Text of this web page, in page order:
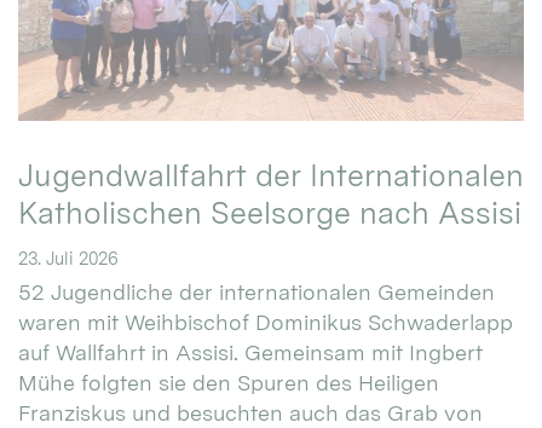
Jugendwallfahrt der Internationalen
Katholischen Seelsorge nach Assisi
23. Juli 2026
52 Jugendliche der internationalen Gemeinden
waren mit Weihbischof Dominikus Schwaderlapp
auf Wallfahrt in Assisi. Gemeinsam mit Ingbert
Mühe folgten sie den Spuren des Heiligen
Franziskus und besuchten auch das Grab von